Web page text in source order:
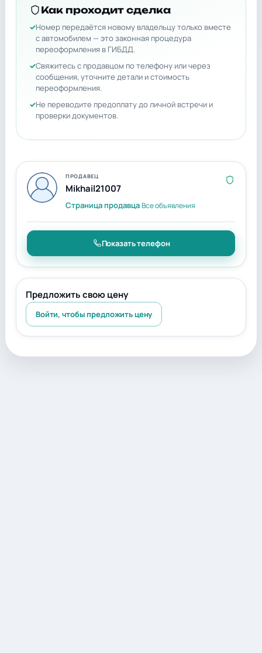
Как проходит сделка
Номер передаётся новому владельцу только вместе
с автомобилем — это законная процедура
переоформления в ГИБДД.
Свяжитесь с продавцом по телефону или через
сообщения, уточните детали и стоимость
переоформления.
Не переводите предоплату до личной встречи и
проверки документов.
ПРОДАВЕЦ
Mikhail21007
Страница продавцаВсе объявления
Показать телефон
Предложить свою цену
Войти, чтобы предложить цену